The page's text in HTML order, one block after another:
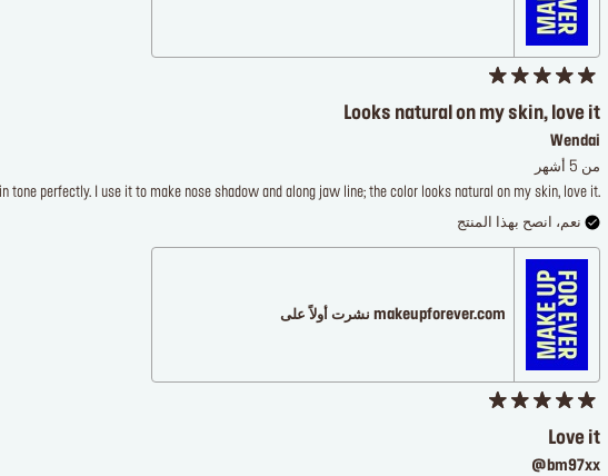
Looks natural on my skin, love it
Wendai
من 5 أشهر
tone perfectly. I use it to make nose shadow and along jaw line; the color looks natural on my skin, love it.
نعم، انصح بهذا المنتج
makeupforever.com نشرت أولاً على
Love it
@bm97xx